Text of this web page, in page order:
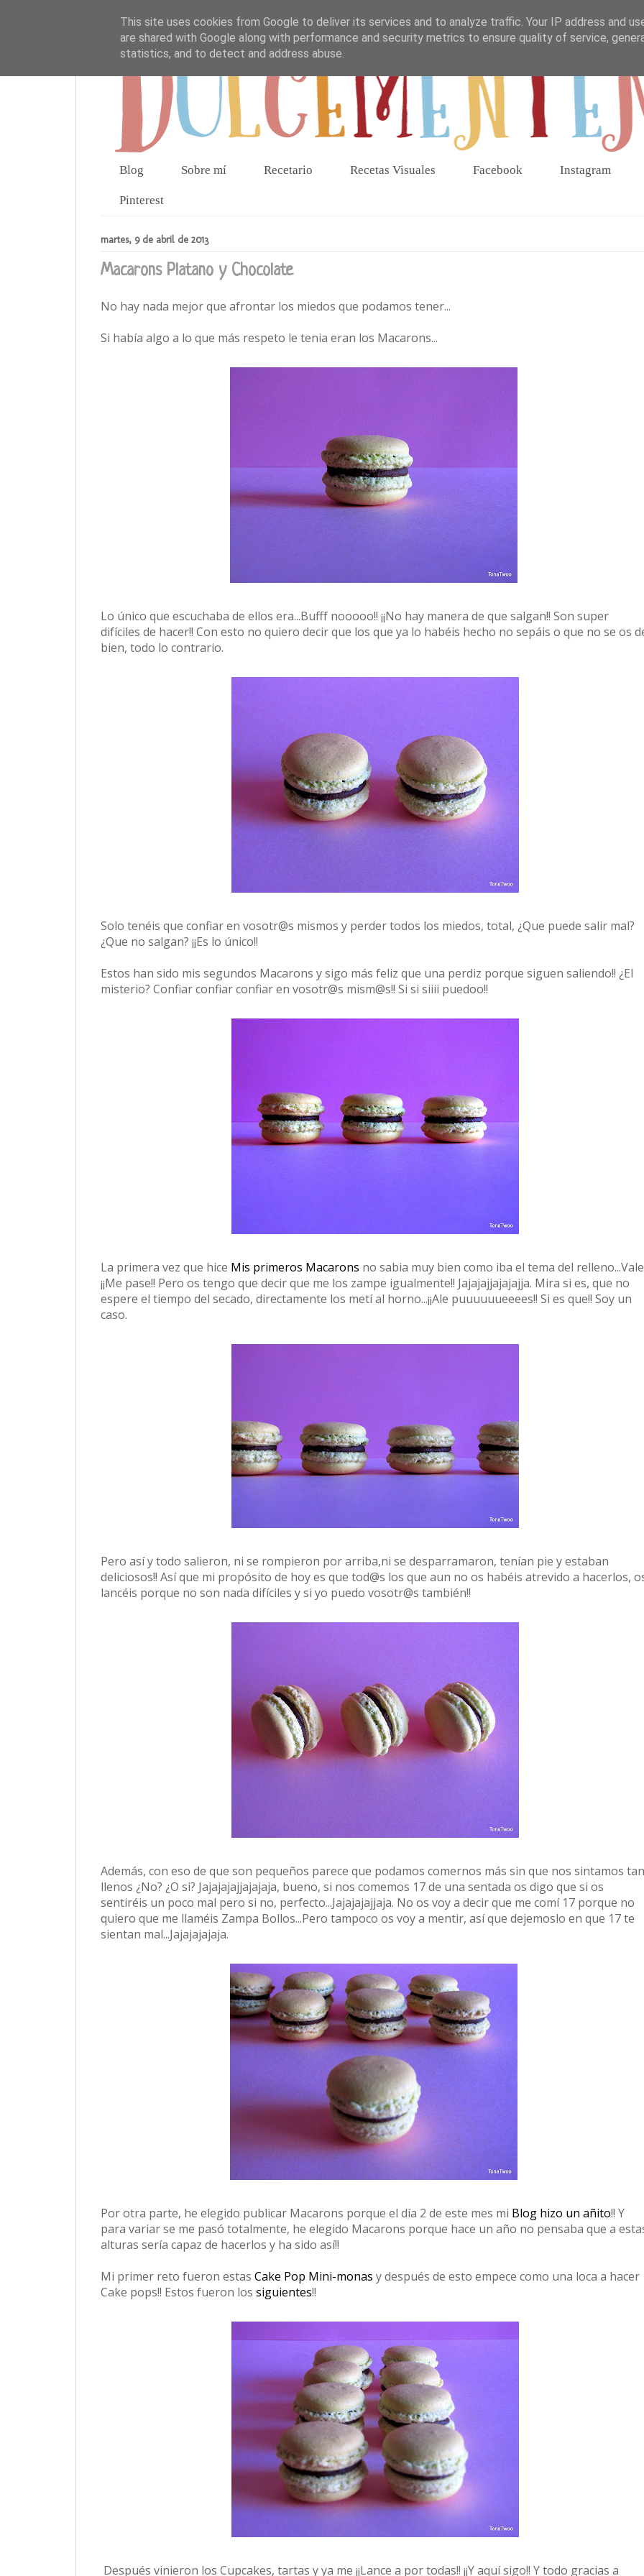
Blog Sobre mí Recetario Recetas Visuales Facebook Instagram
Pinterest
martes, 9 de abril de 2013
Macarons Platano y Chocolate
No hay nada mejor que afrontar los miedos que podamos tener...
Si había algo a lo que más respeto le tenia eran los Macarons...
Lo único que escuchaba de ellos era...Bufff nooooo!! ¡¡No hay manera de que salgan!! Son super
difíciles de hacer!! Con esto no quiero decir que los que ya lo habéis hecho no sepáis o que no se os
bien, todo lo contrario.
Solo tenéis que confiar en vosotr@s mismos y perder todos los miedos, total, ¿Que puede salir mal?
¿Que no salgan? ¡¡Es lo único!!
Estos han sido mis segundos Macarons y sigo más feliz que una perdiz porque siguen saliendo!! ¿El
misterio? Confiar confiar confiar en vosotr@s mism@s!! Si si siiii puedoo!!
La primera vez que hice Mis primeros Macarons no sabia muy bien como iba el tema del
¡¡Me pase!! Pero os tengo que decir que me los zampe igualmente!! Jajajajjajajajja. Mira si es, que no
espere el tiempo del secado, directamente los metí al horno...¡¡Ale puuuuuueeees!! Si es que!! Soy un
caso.
Pero así y todo salieron, ni se rompieron por arriba,ni se desparramaron, tenían pie y estaban
deliciosos!! Así que mi propósito de hoy es que tod@s los que aun no os habéis atrevido a hacerlos,
lancéis porque no son nada difíciles y si yo puedo vosotr@s también!!
Además, con eso de que son pequeños parece que podamos comernos más sin que nos sintamos tan
llenos ¿No? ¿O si? Jajajajajjajajaja, bueno, si nos comemos 17 de una sentada os digo que si os
sentiréis un poco mal pero si no, perfecto...Jajajajajjaja. No os voy a decir que me comí 17 porque no
quiero que me llaméis Zampa Bollos...Pero tampoco os voy a mentir, así que dejemoslo en que 17 te
sientan mal...Jajajajajaja.
Por otra parte, he elegido publicar Macarons porque el día 2 de este mes mi Blog hizo un añito!! Y
para variar se me pasó totalmente, he elegido Macarons porque hace un año no pensaba que a
alturas sería capaz de hacerlos y ha sido así!!
Mi primer reto fueron estas Cake Pop Mini-monas y después de esto empece como una loca a hacer
Cake pops!! Estos fueron los siguientes!!
Después vinieron los Cupcakes, tartas y ya me ¡¡Lance a por todas!! ¡¡Y aquí sigo!! Y todo gracias a
This site uses cookies from Google to deliver its services and to analyze traffic. Your IP address and
are shared with Google along with performance and security metrics to ensure quality of service,
statistics, and to detect and address abuse.